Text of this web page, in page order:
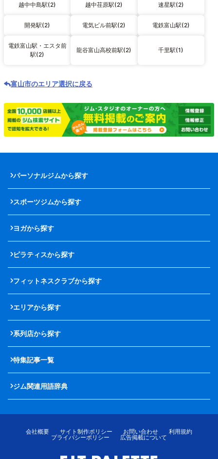
越中中島駅(2) 越中荏原駅(2) 速星駅(2)
開発駅(2) 電気ビル前駅(2) 電鉄富山駅(2)
電鉄富山駅・エスタ前
駅(2)
龍谷富山高校前駅(2) 千里駅(1)
富山市のエリア選択に戻る
パーソナルジムから探す
スポーツジムから探す
ヨガから探す
ピラティスから探す
フィットネスクラブから探す
エリアから探す
系列店から探す
特集記事一覧
ジム関連用語辞典
会社概要 サイト制作ポリシー お問い合わせ
利用規約
プライバシーポリシー
広告掲載について